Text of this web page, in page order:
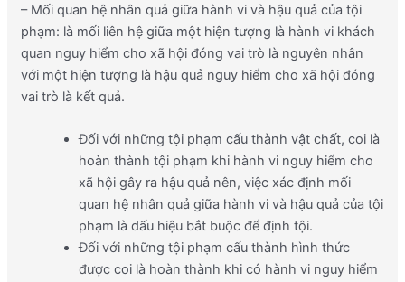
– Mối quan hệ nhân quả giữa hành vi và hậu quả của tội
phạm: là mối liên hệ giữa một hiện tượng là hành vi khách
quan nguy hiểm cho xã hội đóng vai trò là nguyên nhân
với một hiện tượng là hậu quả nguy hiểm cho xã hội đóng
vai trò là kết quả.
Đối với những tội phạm cấu thành vật chất, coi là
hoàn thành tội phạm khi hành vi nguy hiểm cho
xã hội gây ra hậu quả nên, việc xác định mối
quan hệ nhân quả giữa hành vi và hậu quả của tội
phạm là dấu hiệu bắt buộc để định tội.
Đối với những tội phạm cấu thành hình thức
được coi là hoàn thành khi có hành vi nguy hiểm